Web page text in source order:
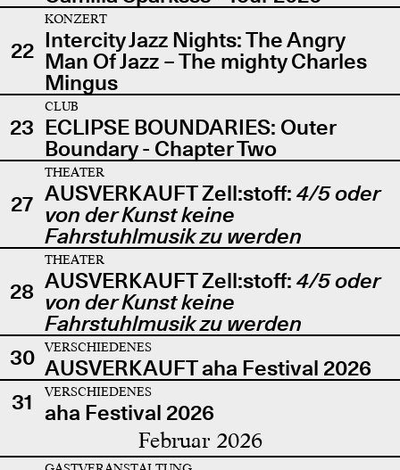
22
KONZERT
Intercity Jazz Nights: The Angry
Man Of Jazz – The mighty Charles
Mingus
23
CLUB
ECLIPSE BOUNDARIES: Outer
Boundary - Chapter Two
27
THEATER
AUSVERKAUFT Zell:stoff: 4/5 oder
von der Kunst keine
Fahrstuhlmusik zu werden
28
THEATER
AUSVERKAUFT Zell:stoff: 4/5 oder
von der Kunst keine
Fahrstuhlmusik zu werden
30
VERSCHIEDENES
AUSVERKAUFT aha Festival 2026
31
VERSCHIEDENES
aha Festival 2026
Februar 2026